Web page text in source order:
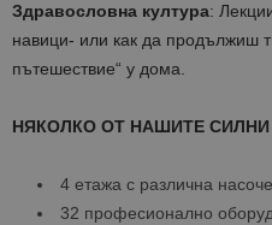
Здравословна култура:
навици- или как да продължиш
пътешествие“ у дома.
НЯКОЛКО ОТ НАШИТЕ
4 етажа с различна
32 професионално